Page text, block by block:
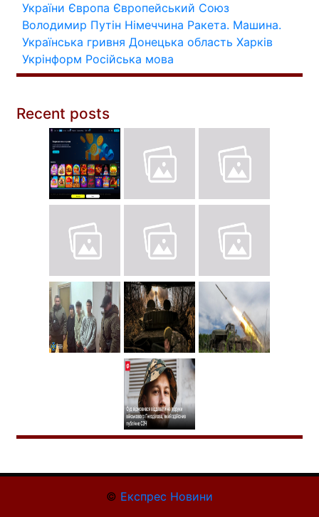
України Європа Європейський Союз
Володимир Путін Німеччина Ракета. Машина.
Українська гривня Донецька область Харків
Укрінформ Російська мова
Recent posts
© Експрес Новини